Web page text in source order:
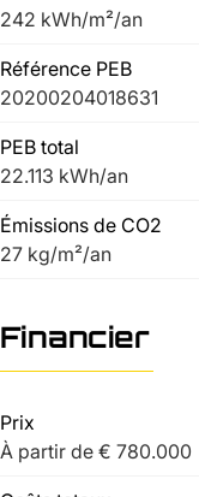
242 kWh/m²/an
Référence PEB
20200204018631
PEB total
22.113 kWh/an
Émissions de CO2
27 kg/m²/an
Financier
Prix
À partir de € 780.000